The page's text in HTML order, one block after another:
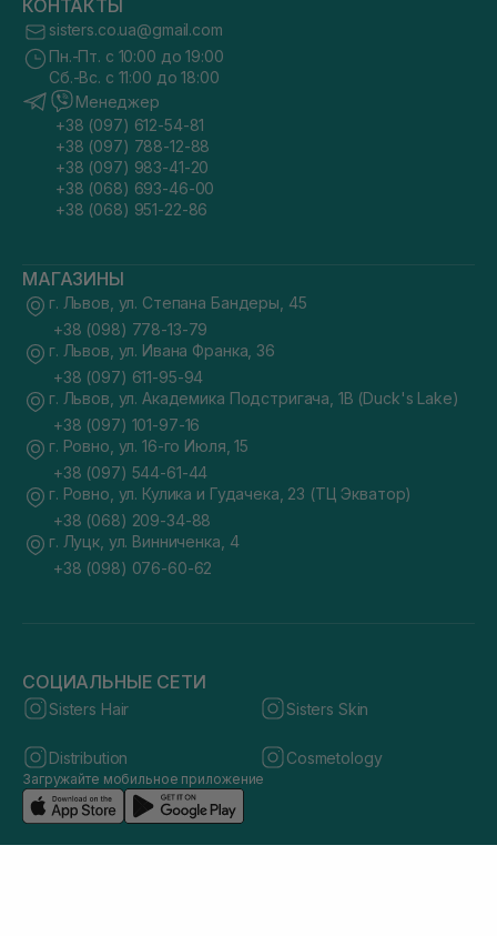
КОНТАКТЫ
sisters.co.ua@gmail.com
Пн.-Пт. с 10:00 до 19:00
Сб.-Вс. с 11:00 до 18:00
Менеджер
+38 (097) 612-54-81
+38 (097) 788-12-88
+38 (097) 983-41-20
+38 (068) 693-46-00
+38 (068) 951-22-86
МАГАЗИНЫ
г. Львов, ул. Степана Бандеры, 45
+38 (098) 778-13-79
г. Львов, ул. Ивана Франка, 36
+38 (097) 611-95-94
г. Львов, ул. Академика Подстригача, 1В (Duck's Lake)
+38 (097) 101-97-16
г. Ровно, ул. 16-го Июля, 15
+38 (097) 544-61-44
г. Ровно, ул. Кулика и Гудачека, 23 (ТЦ Экватор)
+38 (068) 209-34-88
г. Луцк, ул. Винниченка, 4
+38 (098) 076-60-62
СОЦИАЛЬНЫЕ СЕТИ
Sisters Hair Sisters Skin
Distribution Cosmetology
Загружайте мобильное приложение